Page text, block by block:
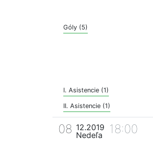
Góly (5)
I. Asistencie (1)
II. Asistencie (1)
08 12.2019
Nedeľa
18:00